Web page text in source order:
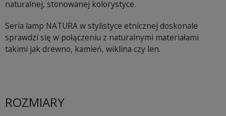
naturalnej, stonowanej kolorystyce.
Seria lamp NATURA w stylistyce etnicznej doskonale
sprawdzi się w połączeniu z naturalnymi materiałami
takimi jak drewno, kamień, wiklina czy len.
ROZMIARY